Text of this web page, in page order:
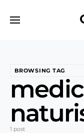
BROWSING TAG
1 post